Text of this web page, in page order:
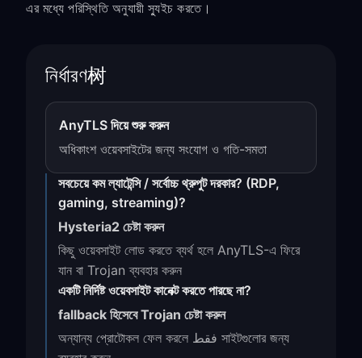
এর মধ্যে পরিস্থিতি অনুযায়ী স্যুইচ করতে।
নির্ধারণ树
AnyTLS দিয়ে শুরু করুন
অধিকাংশ ওয়েবসাইটের জন্য সংযোগ ও গতি-সমতা
সবচেয়ে কম ল্যাটেন্সি / সর্বোচ্চ থ্রুপুট দরকার? (RDP,
gaming, streaming)?
Hysteria2 চেষ্টা করুন
কিছু ওয়েবসাইট লোড করতে ব্যর্থ হলে AnyTLS-এ ফিরে
যান বা Trojan ব্যবহার করুন
একটি নির্দিষ্ট ওয়েবসাইট কানেক্ট করতে পারছে না?
fallback হিসেবে Trojan চেষ্টা করুন
অন্যান্য প্রোটোকল ফেল করলে فقط সাইটগুলোর জন্য